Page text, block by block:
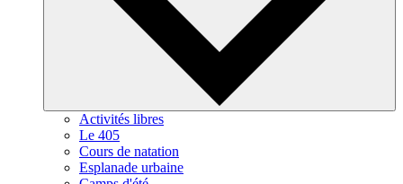
Activités libres
Le 405
Cours de natation
Esplanade urbaine